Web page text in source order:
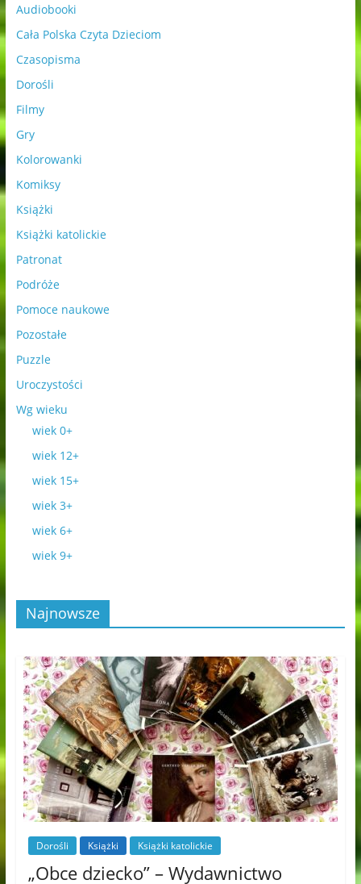
Audiobooki
Cała Polska Czyta Dzieciom
Czasopisma
Dorośli
Filmy
Gry
Kolorowanki
Komiksy
Książki
Książki katolickie
Patronat
Podróże
Pomoce naukowe
Pozostałe
Puzzle
Uroczystości
Wg wieku
wiek 0+
wiek 12+
wiek 15+
wiek 3+
wiek 6+
wiek 9+
Najnowsze
Dorośli Książki Książki katolickie
„Obce dziecko” – Wydawnictwo